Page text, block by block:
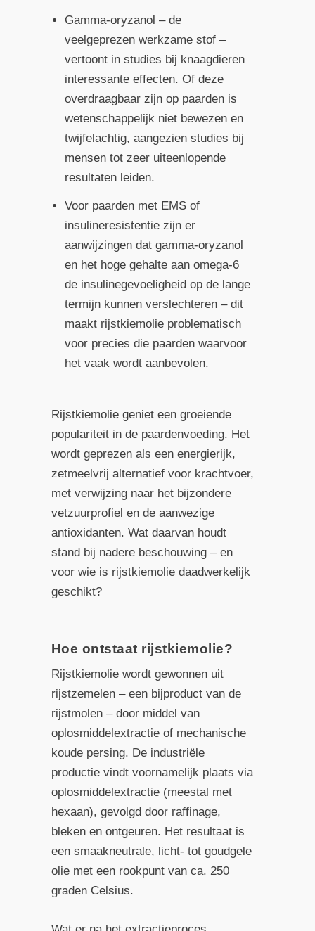
Gamma-oryzanol – de
veelgeprezen werkzame stof –
vertoont in studies bij knaagdieren
interessante effecten. Of deze
overdraagbaar zijn op paarden is
wetenschappelijk niet bewezen en
twijfelachtig, aangezien studies bij
mensen tot zeer uiteenlopende
resultaten leiden.
Voor paarden met EMS of
insulineresistentie zijn er
aanwijzingen dat gamma-oryzanol
en het hoge gehalte aan omega-6
de insulinegevoeligheid op de lange
termijn kunnen verslechteren – dit
maakt rijstkiemolie problematisch
voor precies die paarden waarvoor
het vaak wordt aanbevolen.
Rijstkiemolie geniet een groeiende
populariteit in de paardenvoeding. Het
wordt geprezen als een energierijk,
zetmeelvrij alternatief voor krachtvoer,
met verwijzing naar het bijzondere
vetzuurprofiel en de aanwezige
antioxidanten. Wat daarvan houdt
stand bij nadere beschouwing – en
voor wie is rijstkiemolie daadwerkelijk
geschikt?
Hoe ontstaat rijstkiemolie?
Rijstkiemolie wordt gewonnen uit
rijstzemelen – een bijproduct van de
rijstmolen – door middel van
oplosmiddelextractie of mechanische
koude persing. De industriële
productie vindt voornamelijk plaats via
oplosmiddelextractie (meestal met
hexaan), gevolgd door raffinage,
bleken en ontgeuren. Het resultaat is
een smaakneutrale, licht- tot goudgele
olie met een rookpunt van ca. 250
graden Celsius.